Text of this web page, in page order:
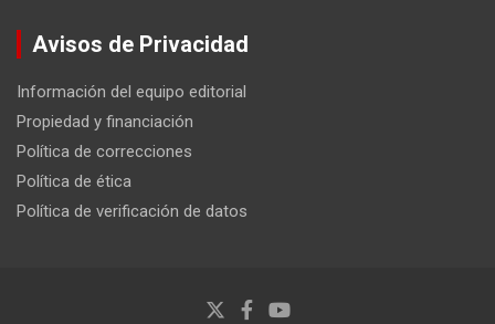
Avisos de Privacidad
Información del equipo editorial
Propiedad y financiación
Política de correcciones
Política de ética
Política de verificación de datos